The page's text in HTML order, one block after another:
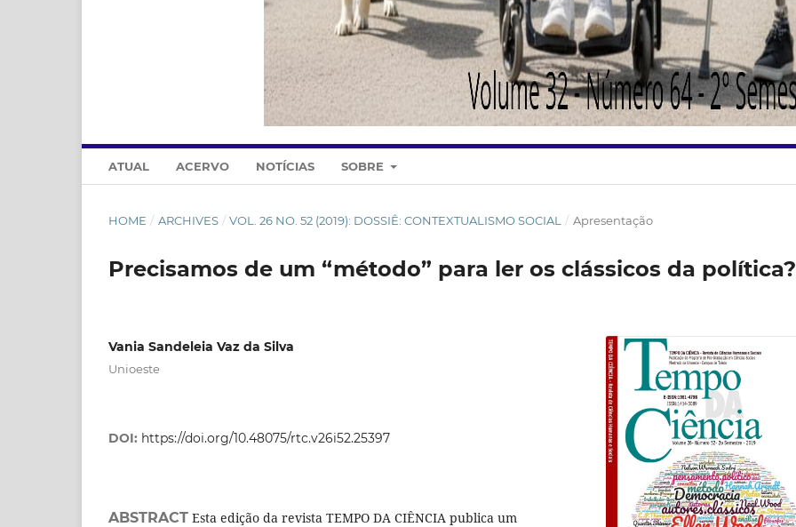
ATUAL ACERVO NOTÍCIAS SOBRE
HOME / ARCHIVES / VOL. 26 NO. 52 (2019): DOSSIÊ: CONTEXTUALISMO SOCIAL / Apresentação
Precisamos de um “método” para ler os clássicos da política?
Vania Sandeleia Vaz da Silva
Unioeste
DOI: https://doi.org/10.48075/rtc.v26i52.25397
ABSTRACT Esta edição da revista TEMPO DA CIÊNCIA publica um